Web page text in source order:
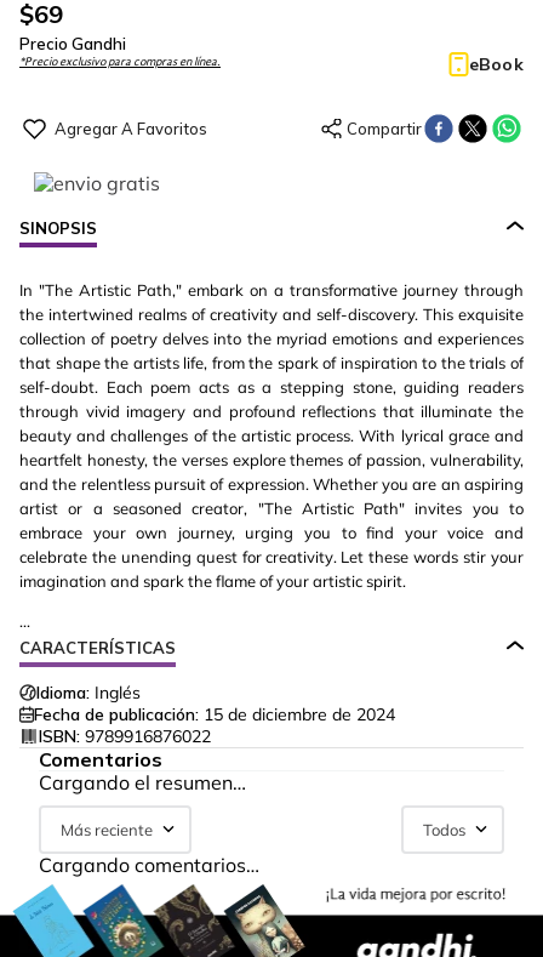
$69
Precio Gandhi
*Precio exclusivo para compras en línea. eBook
SINOPSIS
In "The Artistic Path," embark on a transformative journey through
the intertwined realms of creativity and self-discovery. This exquisite
collection of poetry delves into the myriad emotions and experiences
that shape the artists life, from the spark of inspiration to the trials of
self-doubt. Each poem acts as a stepping stone, guiding readers
through vivid imagery and profound reflections that illuminate the
beauty and challenges of the artistic process. With lyrical grace and
heartfelt honesty, the verses explore themes of passion, vulnerability,
and the relentless pursuit of expression. Whether you are an aspiring
artist or a seasoned creator, "The Artistic Path" invites you to
embrace your own journey, urging you to find your voice and
celebrate the unending quest for creativity. Let these words stir your
imagination and spark the flame of your artistic spirit.
...
CARACTERÍSTICAS
Idioma: Inglés
Fecha de publicación: 15 de diciembre de 2024
ISBN: 9789916876022
Comentarios
Cargando el resumen…
Más reciente Todos
Cargando comentarios…